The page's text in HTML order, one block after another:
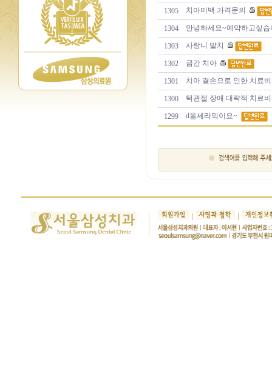
1305 치아미백 가격문의
1304 안녕하세요~예약하고싶습
1303 사랑니 발치
1302 금간 치아
1301 치아 결손으로 인한 치료
1300 턱관절 장애 대략적 치료
1299 d올세라믹이요~